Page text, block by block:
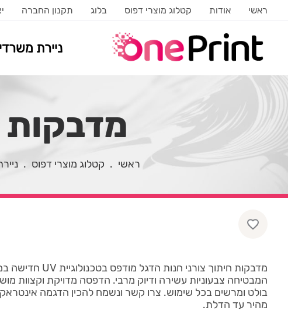
ראשי אודות קטלוג מוצרי דפוס בלוג תקנון החברה
ניירת
מדבקות
ראשי . קטלוג מוצרי דפוס .
המבטיחה צבעוניות עשירה ודיוק מרבי. הדפסה מדויקת וקצוות
בולט ומרשים בכל שימוש. צרו קשר ונשמח להכין הדגמה
מהיר עד הדלת.